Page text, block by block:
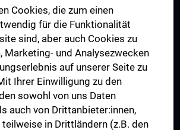
FURTHER EDUCATION
Cookies, die zum einen
für die Funktionalität
sind, aber auch Cookies zu
Marketing- und Analysezwecken
auf unserer Seite zu
Ihrer Einwilligung zu den
sowohl von uns Daten
auch von Drittanbieter:innen,
teilweise in Drittländern (z.B. den